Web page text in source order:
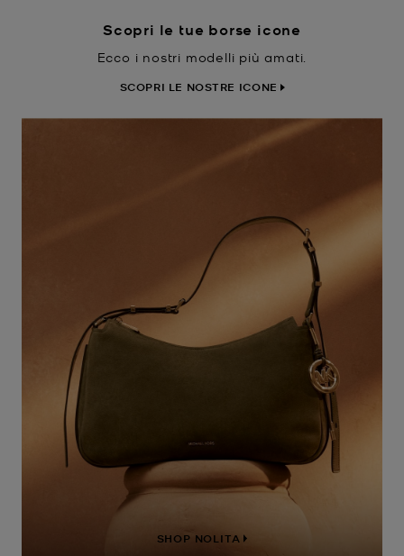
Scopri le tue borse icone
Ecco i nostri modelli più amati.
SCOPRI LE NOSTRE ICONE
SHOP NOLITA